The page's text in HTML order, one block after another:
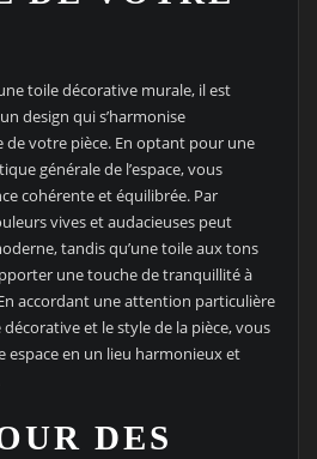
toile décorative murale, il est
design qui s’harmonise
de votre pièce. En optant pour une
générale de l’espace, vous
cohérente et équilibrée. Par
vives et audacieuses peut
tandis qu’une toile aux tons
une touche de tranquillité à
accordant une attention particulière
et le style de la pièce, vous
en un lieu harmonieux et
DES